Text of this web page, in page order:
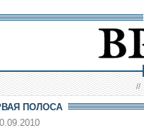
//
ПОЛОСА